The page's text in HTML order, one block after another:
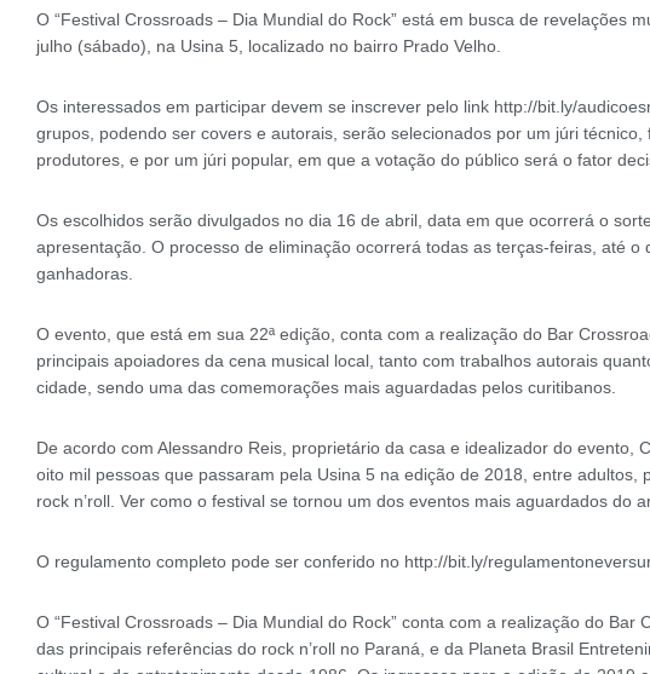
O “Festival Crossroads – Dia Mundial do Rock” está em busca de revelações
julho (sábado), na Usina 5, localizado no bairro Prado Velho.
Os interessados em participar devem se inscrever pelo link http://bit.ly/
grupos, podendo ser covers e autorais, serão selecionados por um júri
produtores, e por um júri popular, em que a votação do público será o fator
Os escolhidos serão divulgados no dia 16 de abril, data em que ocorrerá o
apresentação. O processo de eliminação ocorrerá todas as terças-feiras, até
ganhadoras.
O evento, que está em sua 22ª edição, conta com a realização do Bar
principais apoiadores da cena musical local, tanto com trabalhos autorais
cidade, sendo uma das comemorações mais aguardadas pelos curitibanos.
De acordo com Alessandro Reis, proprietário da casa e idealizador do evento,
oito mil pessoas que passaram pela Usina 5 na edição de 2018, entre
rock n’roll. Ver como o festival se tornou um dos eventos mais aguardados do
O regulamento completo pode ser conferido no http://bit.ly/
O “Festival Crossroads – Dia Mundial do Rock” conta com a realização do
das principais referências do rock n’roll no Paraná, e da Planeta Brasil